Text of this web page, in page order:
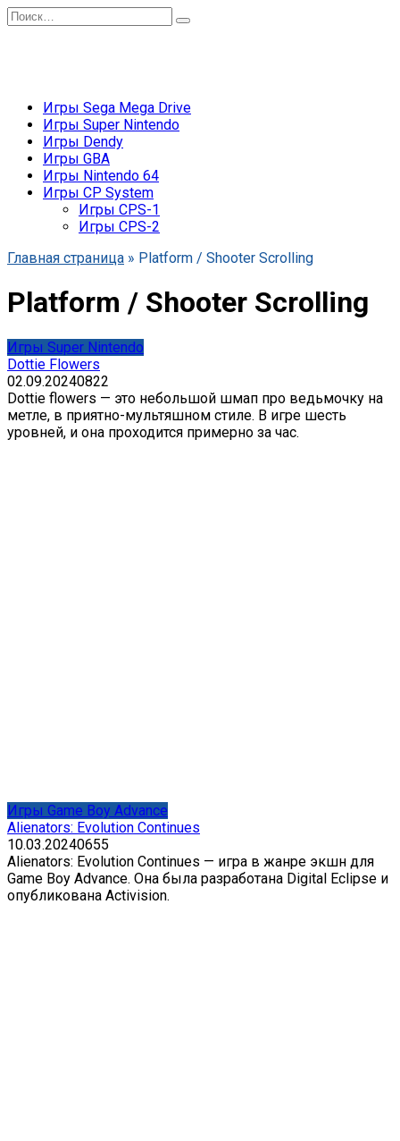
Перейти
к
Search
for:
Игры Sega Mega Drive
Игры Super Nintendo
Игры Dendy
Игры GBA
Игры Nintendo 64
Игры CP System
Игры CPS-1
Игры CPS-2
Главная страница » Platform / Shooter Scrolling
Platform / Shooter Scrolling
Игры Super Nintendo
Dottie Flowers
02.09.20240822
Dottie flowers — это небольшой шмап про ведьмочку на
метле, в приятно-мультяшном стиле. В игре шесть
уровней, и она проходится примерно за час.
Игры Game Boy Advance
Alienators: Evolution Continues
10.03.20240655
Alienators: Evolution Continues — игра в жанре экшн для
Game Boy Advance. Она была разработана Digital Eclipse и
опубликована Activision.